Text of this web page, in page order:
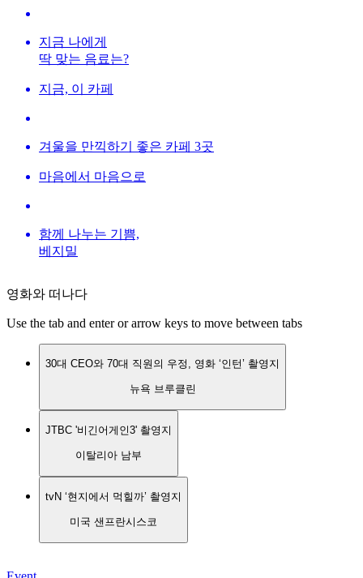
지금 나에게
딱 맞는 음료는?
지금, 이 카페
겨울을 만끽하기 좋은 카페 3곳
마음에서 마음으로
함께 나누는 기쁨,
베지밀
영화와 떠나다
Use the tab and enter or arrow keys to move between tabs
30대 CEO와 70대 직원의 우정, 영화 ‘인턴’ 촬영지
뉴욕 브루클린
JTBC '비긴어게인3' 촬영지
이탈리아 남부
tvN ‘현지에서 먹힐까’ 촬영지
미국 샌프란시스코